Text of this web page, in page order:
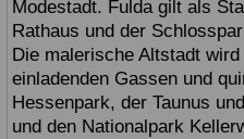
Modestadt. Fulda gilt als
Rathaus und der
Die malerische Altstadt
einladenden Gassen und
Hessenpark, der Taunus
und den Nationalpark